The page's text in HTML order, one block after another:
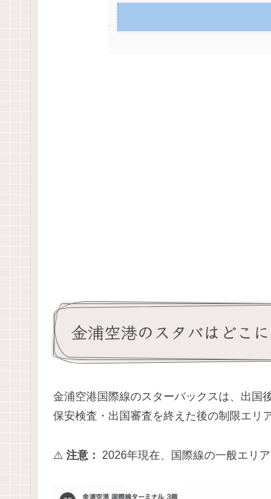
金浦空港のスタバはどこ
金浦空港国際線のスターバックスは、出国
保安検査・出国審査を終えた後の制限エリ
⚠️ 注意： 2026年現在、国際線の一般エリ